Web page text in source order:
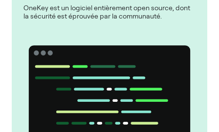
OneKey est un logiciel entièrement open source, dont
la sécurité est éprouvée par la communauté.